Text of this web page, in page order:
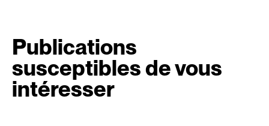
Publications
susceptibles de vous
intéresser